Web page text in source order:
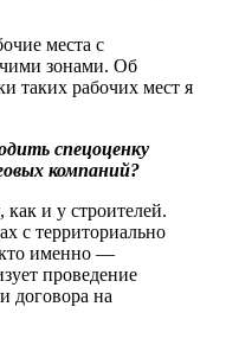
места с
зонами. Об
таких рабочих мест я
спецоценку
компаний?
как и у строителей.
с территориально
именно —
проведение
договора на